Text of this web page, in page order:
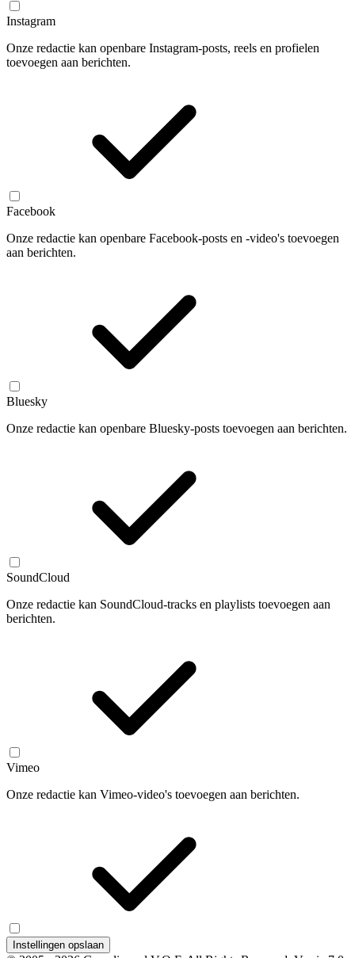
Instagram
Onze redactie kan openbare Instagram-posts, reels en profielen
toevoegen aan berichten.
Facebook
Onze redactie kan openbare Facebook-posts en -video's toevoegen
aan berichten.
Bluesky
Onze redactie kan openbare Bluesky-posts toevoegen aan berichten.
SoundCloud
Onze redactie kan SoundCloud-tracks en playlists toevoegen aan
berichten.
Vimeo
Onze redactie kan Vimeo-video's toevoegen aan berichten.
Instellingen opslaan